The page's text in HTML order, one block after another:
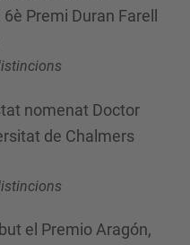
Premi Duran Farell
nomenat Doctor
de Chalmers
el Premio Aragón,